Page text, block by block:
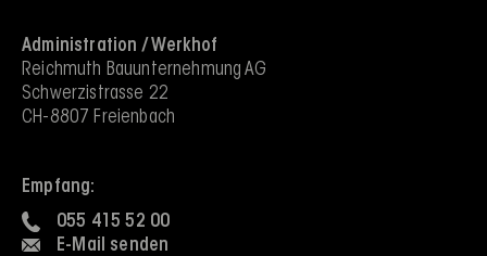
Administration / Werkhof
Reichmuth Bauunternehmung AG
Schwerzistrasse 22
CH-8807 Freienbach
Empfang:
055 415 52 00
E-Mail senden